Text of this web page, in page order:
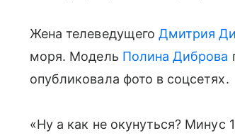
Жена телеведущего Дмитрия
моря. Модель Полина Диброва
опубликовала фото в соцсетях.
«Ну а как не окунуться?